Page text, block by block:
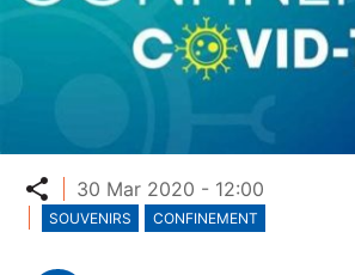
Partager
30 Mar 2020 - 12:00
SOUVENIRS CONFINEMENT